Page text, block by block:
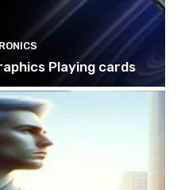
Playing cards